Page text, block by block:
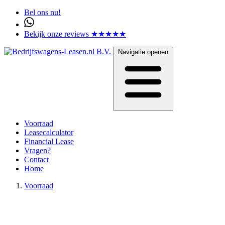
Bel ons nu!
Bekijk onze reviews ★★★★★
Navigatie openen
Voorraad
Leasecalculator
Financial Lease
Vragen?
Contact
Home
Voorraad